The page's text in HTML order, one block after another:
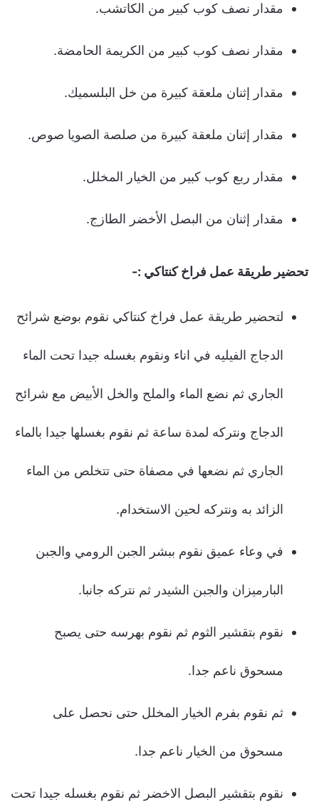
مقدار نصف كوب كبير من الكاتشب.
مقدار نصف كوب كبير من الكريمة الحامضة.
مقدار إثنان ملعقة كبيرة من خل البلسميك.
مقدار إثنان ملعقة كبيرة من صلصة الصويا صوص.
مقدار ربع كوب كبير من الخيار المخلل.
مقدار إثنان من البصل الأخضر الطازج.
تحضير طريقة عمل فراخ كنتاكي :-
لتحضير طريقة عمل فراخ كنتاكي نقوم بوضع شرائح
الدجاج الفيليه في اناء ونقوم بغسله جيدا تحت الماء
الجاري ثم نضع الماء والملح والخل الأبيض مع شرائح
الدجاج ونتركه لمدة ساعة ثم نقوم بغسلها جيدا بالماء
الجاري ثم نضعها في مصفاة حتى تتخلص من الماء
الزائد به ونتركه لحين الاستخدام.
في وعاء عميق نقوم ببشر الجبن الرومي والجبن
البارميزان والجبن الشيدر ثم نتركه جانبا.
نقوم بتقشير الثوم ثم نقوم بهرسه حتى يصبح
مسحوق ناعم جدا.
ثم نقوم بفرم الخيار المخلل حتى نحصل على
مسحوق من الخيار ناعم جدا.
نقوم بتقشير البصل الاخضر ثم نقوم بغسله جيدا تحت